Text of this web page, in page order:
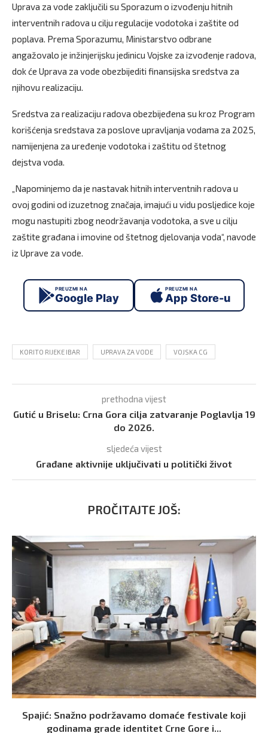
Uprava za vode zaključili su Sporazum o izvođenju hitnih
interventnih radova u cilju regulacije vodotoka i zaštite od
poplava. Prema Sporazumu, Ministarstvo odbrane
angažovalo je inžinjerijsku jedinicu Vojske za izvođenje radova,
dok će Uprava za vode obezbijediti finansijska sredstva za
njihovu realizaciju.
Sredstva za realizaciju radova obezbijeđena su kroz Program
korišćenja sredstava za poslove upravljanja vodama za 2025,
namijenjena za uređenje vodotoka i zaštitu od štetnog
dejstva voda.
„Napominjemo da je nastavak hitnih interventnih radova u
ovoj godini od izuzetnog značaja, imajući u vidu posljedice koje
mogu nastupiti zbog neodržavanja vodotoka, a sve u cilju
zaštite građana i imovine od štetnog djelovanja voda“, navode
iz Uprave za vode.
PREUZMI NA
Google Play
PREUZMI NA
App Store-u
KORITO RIJEKE IBAR UPRAVA ZA VODE VOJSKA CG
prethodna vijest
Gutić u Briselu: Crna Gora cilja zatvaranje Poglavlja 19
do 2026.
sljedeća vijest
Građane aktivnije uključivati u politički život
PROČITAJTE JOŠ:
Spajić: Snažno podržavamo domaće festivale koji
godinama grade identitet Crne Gore i...